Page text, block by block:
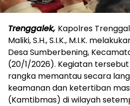
Trenggalek, Kapolres
Maliki, S.H., S.I.K., M.I.K.
Desa Sumberbening,
(20/1/2026). Kegiatan
rangka memantau secara
keamanan dan ketertiban
(Kamtibmas) di wilayah